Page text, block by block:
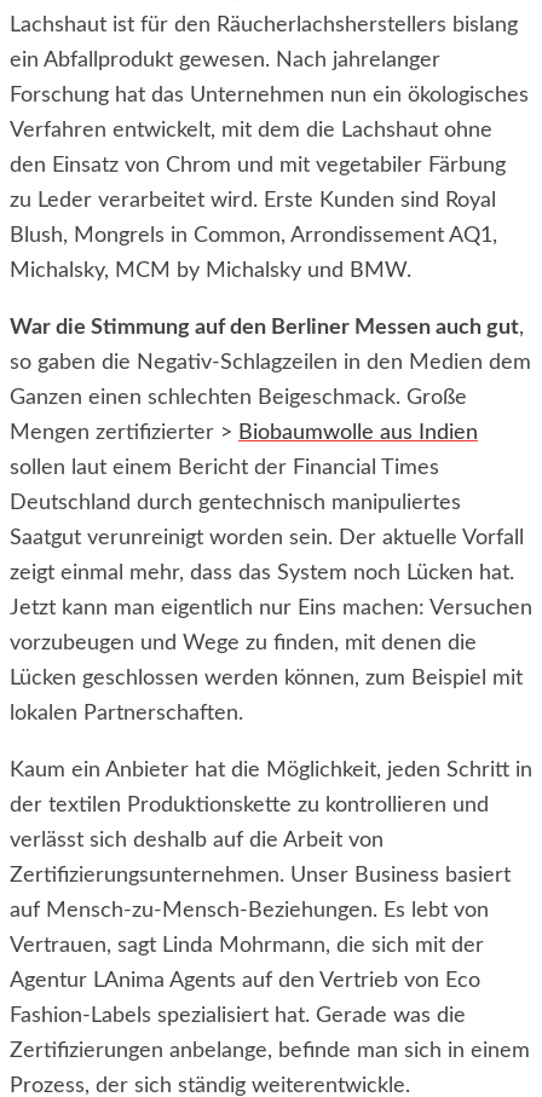
Lachshaut ist für den Räucherlachsherstellers bislang
ein Abfallprodukt gewesen. Nach jahrelanger
Forschung hat das Unternehmen nun ein ökologisches
Verfahren entwickelt, mit dem die Lachshaut ohne
den Einsatz von Chrom und mit vegetabiler Färbung
zu Leder verarbeitet wird. Erste Kunden sind Royal
Blush, Mongrels in Common, Arrondissement AQ1,
Michalsky, MCM by Michalsky und BMW.
War die Stimmung auf den Berliner Messen auch gut,
so gaben die Negativ-Schlagzeilen in den Medien dem
Ganzen einen schlechten Beigeschmack. Große
Mengen zertifizierter > Biobaumwolle aus Indien
sollen laut einem Bericht der Financial Times
Deutschland durch gentechnisch manipuliertes
Saatgut verunreinigt worden sein. Der aktuelle Vorfall
zeigt einmal mehr, dass das System noch Lücken hat.
Jetzt kann man eigentlich nur Eins machen: Versuchen
vorzubeugen und Wege zu finden, mit denen die
Lücken geschlossen werden können, zum Beispiel mit
lokalen Partnerschaften.
Kaum ein Anbieter hat die Möglichkeit, jeden Schritt in
der textilen Produktionskette zu kontrollieren und
verlässt sich deshalb auf die Arbeit von
Zertifizierungsunternehmen. Unser Business basiert
auf Mensch-zu-Mensch-Beziehungen. Es lebt von
Vertrauen, sagt Linda Mohrmann, die sich mit der
Agentur LAnima Agents auf den Vertrieb von Eco
Fashion-Labels spezialisiert hat. Gerade was die
Zertifizierungen anbelange, befinde man sich in einem
Prozess, der sich ständig weiterentwickle.